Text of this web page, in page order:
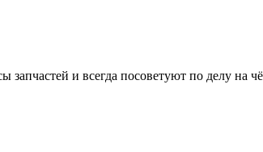
и всегда посоветуют по делу на